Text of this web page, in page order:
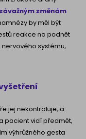
změnám
by měl být
reakce na podnět
systému,
jej nekontroluje, a
pacient vidí předmět,
výhrůžného gesta